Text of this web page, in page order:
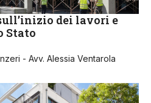
dei lavori e
Stato
- Avv. Alessia Ventarola